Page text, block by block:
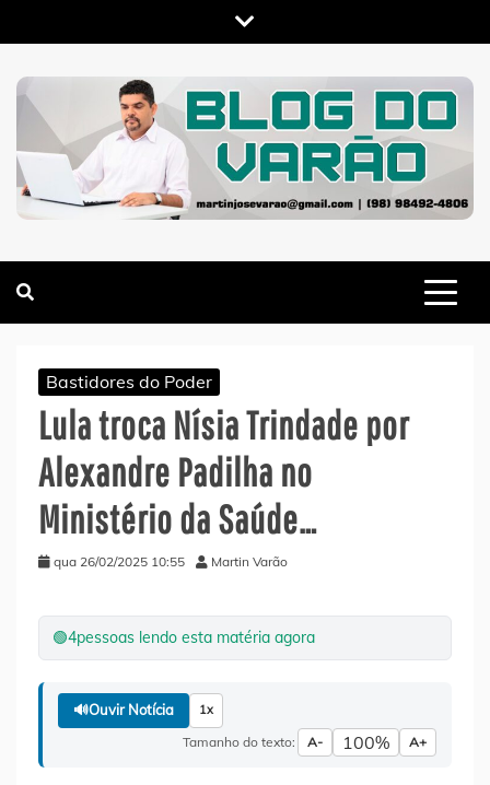
to
content
Bastidores do Poder
Lula troca Nísia Trindade por
Alexandre Padilha no
Ministério da Saúde…
qua 26/02/2025 10:55 Martin Varão
🟢4pessoas lendo esta matéria agora
🔊Ouvir Notícia 1x
Tamanho do texto: A- 100% A+